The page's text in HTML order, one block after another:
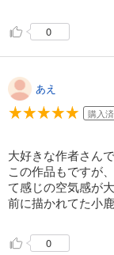
0
あえ
購入
大好きな作者さん
この作品もですが
て感じの空気感が大
前に描かれてた小
0